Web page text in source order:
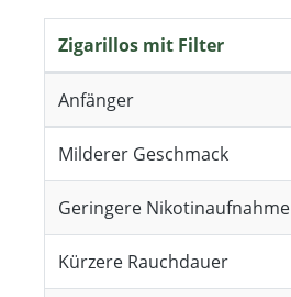
Zigarillos mit Filter
Anfänger
Milderer Geschmack
Geringere Nikotinaufnahme
Kürzere Rauchdauer